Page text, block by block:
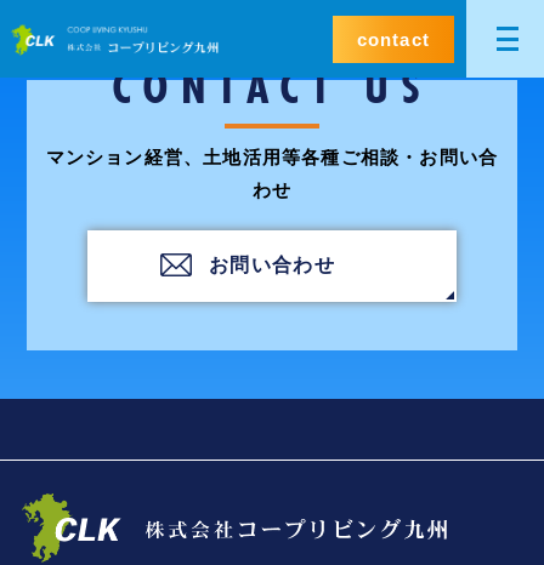
contact
CONTACT US
マンション経営、土地活用等各種ご相談・お問い合
わせ
お問い合わせ